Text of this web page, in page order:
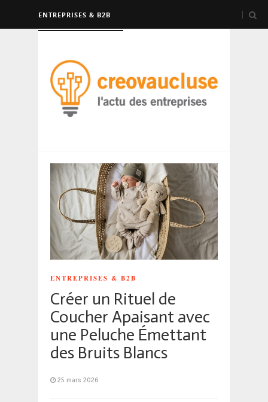
ENTREPRISES & B2B
ENTREPRISES & B2B
Créer un Rituel de
Coucher Apaisant avec
une Peluche Émettant
des Bruits Blancs
25 mars 2026